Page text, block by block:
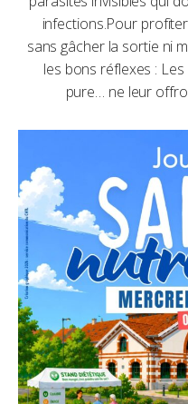
infections.Pour
sans gâcher la sortie ni
les bons réflexes :
pure… ne leur